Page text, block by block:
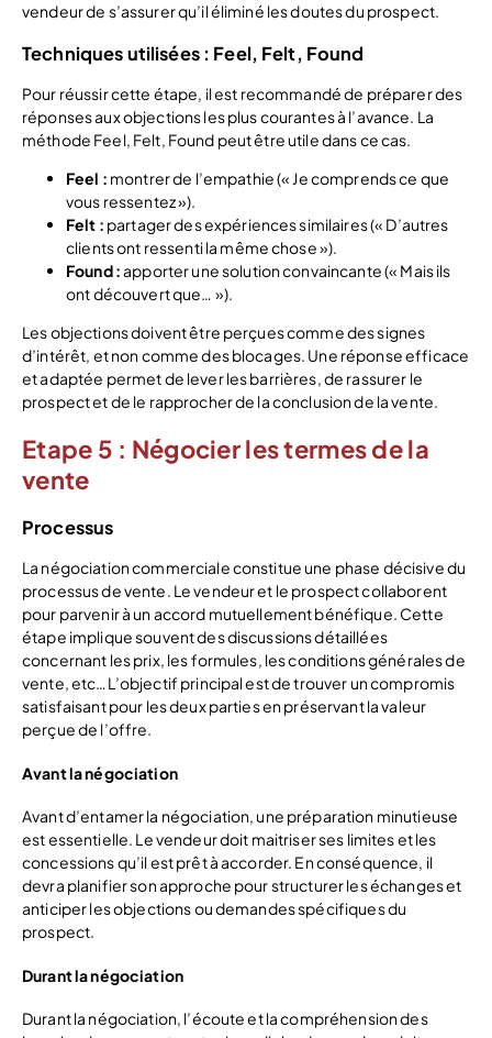
vendeur de s’assurer qu’il éliminé les doutes du prospect.
Techniques utilisées : Feel, Felt, Found
Pour réussir cette étape, il est recommandé de préparer des
réponses aux objections les plus courantes à l’avance. La
méthode Feel, Felt, Found peut être utile dans ce cas.
Feel : montrer de l’empathie (« Je comprends ce que
vous ressentez »).
Felt : partager des expériences similaires (« D’autres
clients ont ressenti la même chose »).
Found :apporter une solution convaincante (« Mais ils
ont découvert que… »).
Les objections doivent être perçues comme des signes
d’intérêt, et non comme des blocages. Une réponse efficace
et adaptée permet de lever les barrières, de rassurer le
prospect et de le rapprocher de la conclusion de la vente.
Etape 5 : Négocier les termes de la
vente
Processus
La négociation commerciale constitue une phase décisive du
processus de vente. Le vendeur et le prospect collaborent
pour parvenir à un accord mutuellement bénéfique. Cette
étape implique souvent des discussions détaillées
concernant les prix, les formules, les conditions générales de
vente, etc…L’objectif principal est de trouver un compromis
satisfaisant pour les deux parties en préservant la valeur
perçue de l’offre.
Avant la négociation
Avant d’entamer la négociation, une préparation minutieuse
est essentielle. Le vendeur doit maitriser ses limites et les
concessions qu’il est prêt à accorder. En conséquence, il
devra planifier son approche pour structurer les échanges et
anticiper les objections ou demandes spécifiques du
prospect.
Durant la négociation
Durant la négociation, l’écoute et la compréhension des